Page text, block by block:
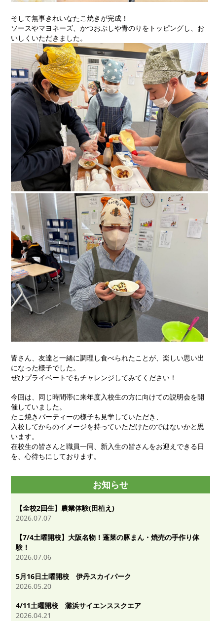
そして無事きれいなたこ焼きが完成！
ソースやマヨネーズ、かつおぶしや青のりをトッピングし、お
いしくいただきました。
皆さん、友達と一緒に調理し食べられたことが、楽しい思い出
になった様子でした。
ぜひプライベートでもチャレンジしてみてください！
今回は、同じ時間帯に来年度入校生の方に向けての説明会を開
催していました。
たこ焼きパーティーの様子も見学していただき、
入校してからのイメージを持っていただけたのではないかと思
います。
在校生の皆さんと職員一同、新入生の皆さんをお迎えできる日
を、心待ちにしております。
お知らせ
【全校2回生】農業体験(田植え)
2026.07.07
【7/4土曜開校】大阪名物！蓬莱の豚まん・焼売の手作り体
験！
2026.07.06
5月16日土曜開校 伊丹スカイパーク
2026.05.20
4/11土曜開校 灘浜サイエンススクエア
2026.04.21